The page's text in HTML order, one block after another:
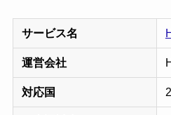
サービス名
運営会社
対応国